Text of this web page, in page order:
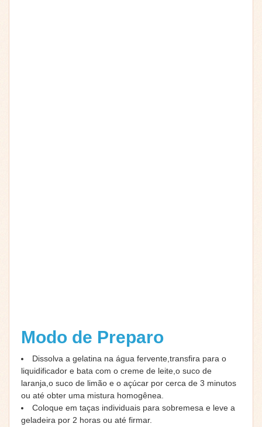
Modo de Preparo
Dissolva a gelatina na água fervente,transfira para o
liquidificador e bata com o creme de leite,o suco de
laranja,o suco de limão e o açúcar por cerca de 3 minutos
ou até obter uma mistura homogênea.
Coloque em taças individuais para sobremesa e leve a
geladeira por 2 horas ou até firmar.